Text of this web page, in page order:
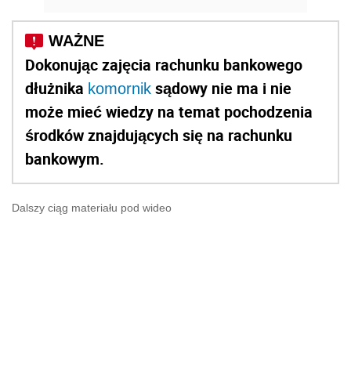
Dokonując zajęcia rachunku bankowego
dłużnika komornik sądowy nie ma i nie
może mieć wiedzy na temat pochodzenia
środków znajdujących się na rachunku
bankowym.
Dalszy ciąg materiału pod wideo